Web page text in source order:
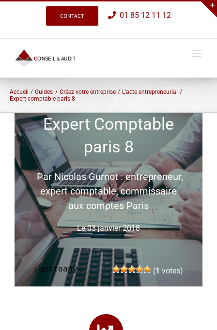
CONTACT 01 85 12 11 12
Accueil Guides Créez votre entreprise
L’acte entrepreneurial
Expert-comptable paris 8
Expert Comptable
paris 8
Par Nicolas Gurnot: entrepreneur,
expert comptable, commissaire
aux comptes Paris
Le 03 janvier 2018
[addtoany] (1 votes)